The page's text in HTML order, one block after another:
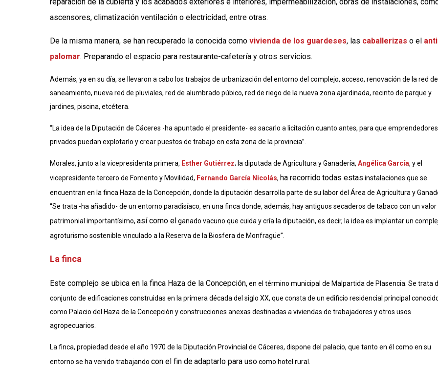
ascensores, climatización ventilación o electricidad, entre otras.
De la misma manera, se han recuperado la conocida como vivienda de los guardeses, las caballerizas o el
palomar. Preparando el espacio para restaurante-cafetería y otros servicios.
Además, ya en su día, se llevaron a cabo los trabajos de urbanización del entorno del complejo, acceso, renovación de la red de
saneamiento, nueva red de pluviales, red de alumbrado púbico, red de riego de la nueva zona ajardinada, recinto de parque y
jardines, piscina, etcétera.
“La idea de la Diputación de Cáceres -ha apuntado el presidente- es sacarlo a licitación cuanto antes, para que emprendedores
privados puedan explotarlo y crear puestos de trabajo en esta zona de la provincia”.
Morales, junto a la vicepresidenta primera, Esther Gutiérrez; la diputada de Agricultura y Ganadería, Angélica García, y el
vicepresidente tercero de Fomento y Movilidad, Fernando García Nicolás, ha recorridotodas estas instalaciones que se
encuentran en la finca Haza de la Concepción, donde la diputación desarrolla parte de su labor del Área de Agricultura y
“Se trata -ha añadido- de un entorno paradisíaco, en una finca donde, además, hay antiguos secaderos de tabaco con un valor
patrimonial importantísimo, así como el ganado vacuno que cuida y cría la diputación, es decir, la idea es implantar un
agroturismo sostenible vinculado a la Reserva de la Biosfera de Monfragüe”.
La finca
Este complejo se ubica en la finca Haza de la Concepción,en el término municipal de Malpartida de Plasencia. Se trata
conjunto de edificaciones construidas en la primera década del siglo XX, que consta de un edificio residencial principal
como Palacio del Haza de la Concepción y construcciones anexas destinadas a viviendas de trabajadores y otros usos
agropecuarios.
La finca, propiedad desde el año 1970 de la Diputación Provincial de Cáceres, dispone del palacio, que tanto en él como en su
entorno se ha venido trabajando con el fin deadaptarlo para usocomo hotel rural.